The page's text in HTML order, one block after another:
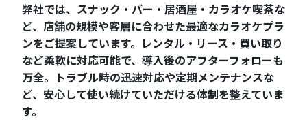
弊社では、スナック・バー・居酒屋・カラオケ喫茶な
ど、店舗の規模や客層に合わせた最適なカラオケプラ
ンをご提案しています。レンタル・リース・買い取り
など柔軟に対応可能で、導入後のアフターフォローも
万全。トラブル時の迅速対応や定期メンテナンスな
ど、安心して使い続けていただける体制を整えていま
す。